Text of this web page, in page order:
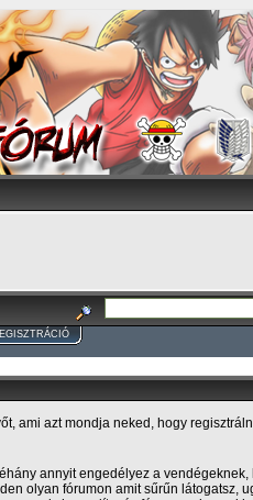
ami azt mondja neked, hogy
annyit engedélyez a vendégeknek,
olyan fórumon amit sűrűn látogatsz,